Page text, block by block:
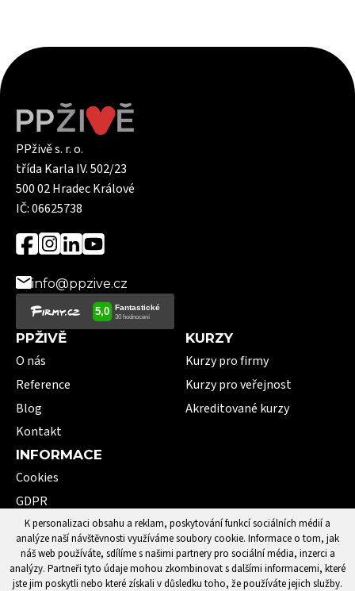
K personalizaci obsahu a reklam, poskytování funkcí sociálních médií a
analýze naší návštěvnosti využíváme soubory cookie. Informace o tom, jak
náš web používáte, sdílíme s našimi partnery pro sociální média, inzerci a
analýzy. Partneři tyto údaje mohou zkombinovat s dalšími informacemi, které
jste jim poskytli nebo které získali v důsledku toho, že používáte jejich služby.
PPživě s. r. o.
třída Karla IV. 502/23
500 02 Hradec Králové
IČ: 06625738
info@ppzive.cz
PPŽIVĚ
O nás
Reference
Blog
Kontakt
KURZY
Kurzy pro firmy
Kurzy pro veřejnost
Akreditované kurzy
INFORMACE
Cookies
GDPR
VOP
101 pojmů první pomoci